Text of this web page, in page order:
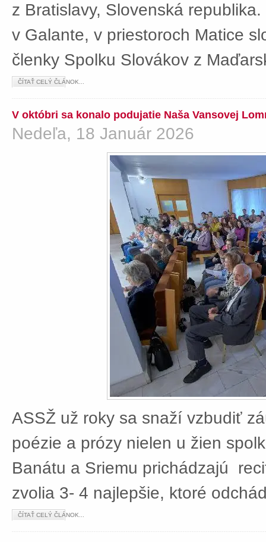
z Bratislavy, Slovenská
v Galante, v priestoroch Matice
členky Spolku Slovákov z
ČÍTAŤ CELÝ ČLÁNOK...
V októbri sa konalo podujatie Naša Vansovej
Nedeľa, 18 Január 2026
ASSŽ už roky sa snaží vzbudiť
poézie a prózy nielen u žien
Banátu a Sriemu prichádzajú
zvolia 3- 4 najlepšie, ktoré
ČÍTAŤ CELÝ ČLÁNOK...